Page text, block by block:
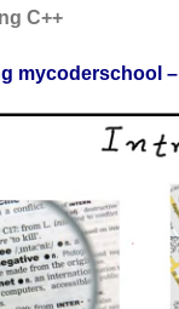
C++
mycoderschool –